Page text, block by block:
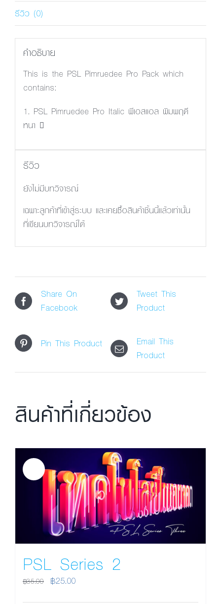
รีวิว (0)
คำอธิบาย
This is the PSL Pimruedee Pro Pack which
contains:
1. PSL Pimruedee Pro Italic พีเอสแอล พิมพฤดี
หนา 
รีวิว
ยังไม่มีบทวิจารณ์
เฉพาะลูกค้าที่เข้าสู่ระบบ และเคยซื้อสินค้าชิ้นนี้แล้วเท่านั้น
ที่เขียนบทวิจารณ์ได้
Share On
Facebook
Tweet This
Product
Pin This Product
Email This
Product
สินค้าที่เกี่ยวข้อง
PSL Series 2
฿35.00
Original
฿25.00Current